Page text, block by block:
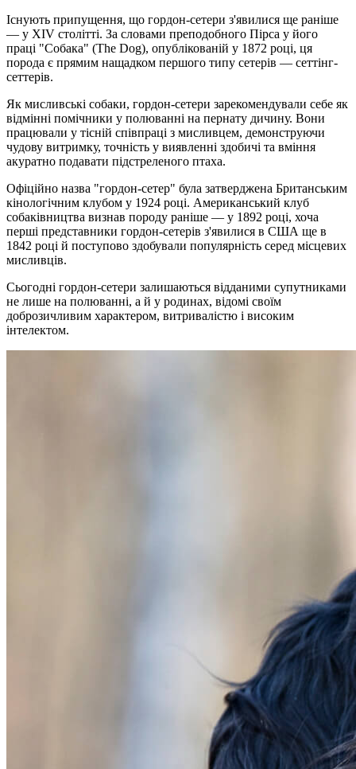
Існують припущення, що гордон-сетери з'явилися ще раніше
— у XIV столітті. За словами преподобного Пірса у його
праці "Собака" (The Dog), опублікованій у 1872 році, ця
порода є прямим нащадком першого типу сетерів — сеттінг-
сеттерів.
Як мисливські собаки, гордон-сетери зарекомендували себе як
відмінні помічники у полюванні на пернату дичину. Вони
працювали у тісній співпраці з мисливцем, демонструючи
чудову витримку, точність у виявленні здобичі та вміння
акуратно подавати підстреленого птаха.
Офіційно назва "гордон-сетер" була затверджена Британським
кінологічним клубом у 1924 році. Американський клуб
собаківництва визнав породу раніше — у 1892 році, хоча
перші представники гордон-сетерів з'явилися в США ще в
1842 році й поступово здобували популярність серед місцевих
мисливців.
Сьогодні гордон-сетери залишаються відданими супутниками
не лише на полюванні, а й у родинах, відомі своїм
доброзичливим характером, витривалістю і високим
інтелектом.